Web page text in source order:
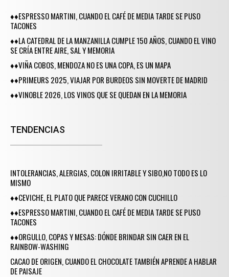
♦♦ESPRESSO MARTINI, CUANDO EL CAFÉ DE MEDIA TARDE SE PUSO
TACONES
♦♦LA CATEDRAL DE LA MANZANILLA CUMPLE 150 AÑOS, CUANDO EL VINO
SE CRÍA ENTRE AIRE, SAL Y MEMORIA
♦♦VIÑA COBOS, MENDOZA NO ES UNA COPA, ES UN MAPA
♦♦PRIMEURS 2025, VIAJAR POR BURDEOS SIN MOVERTE DE MADRID
♦♦VINOBLE 2026, LOS VINOS QUE SE QUEDAN EN LA MEMORIA
TENDENCIAS
INTOLERANCIAS, ALERGIAS, COLON IRRITABLE Y SIBO,NO TODO ES LO
MISMO
♦♦CEVICHE, EL PLATO QUE PARECE VERANO CON CUCHILLO
♦♦ESPRESSO MARTINI, CUANDO EL CAFÉ DE MEDIA TARDE SE PUSO
TACONES
♦♦ORGULLO, COPAS Y MESAS: DÓNDE BRINDAR SIN CAER EN EL
RAINBOW-WASHING
CACAO DE ORIGEN, CUANDO EL CHOCOLATE TAMBIÉN APRENDE A HABLAR
DE PAISAJE